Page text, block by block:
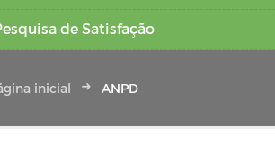
de Satisfação
inicial ANPD